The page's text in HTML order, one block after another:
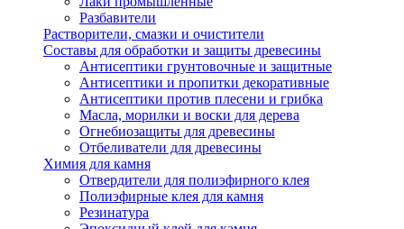
Разбавители
Растворители, смазки и очистители
Составы для обработки и защиты древесины
Антисептики грунтовочные и защитные
Антисептики и пропитки декоративные
Антисептики против плесени и грибка
Масла, морилки и воски для дерева
Огнебиозащиты для древесины
Отбеливатели для древесины
Химия для камня
Отвердители для полиэфирного клея
Полиэфирные клея для камня
Резинатура